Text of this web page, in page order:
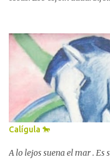
al duende lo arropa la
algo de frío. Y que sea tu
puedes (o si quieres)...
entre tus dedos, que te
amazon.com/author/
Calígula 🐎
A lo lejos suena el mar .